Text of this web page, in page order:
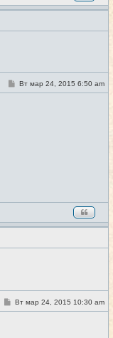
#7
С
о
Вт мар 24, 2015 6:50 am
#8
С
о
Вт мар 24, 2015 10:30 am